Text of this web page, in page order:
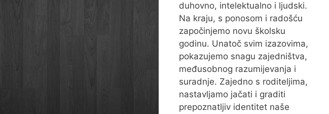
duhovno, intelektualno i ljudski.
Na kraju, s ponosom i radošću
započinjemo novu školsku
godinu. Unatoč svim izazovima,
pokazujemo snagu zajedništva,
međusobnog razumijevanja i
suradnje. Zajedno s roditeljima,
nastavljamo jačati i graditi
prepoznatljiv identitet naše